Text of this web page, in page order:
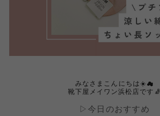
みなさまこんにちは‪☀️☁
靴下屋メイワン浜松店です🧦
▷今日のおすすめ